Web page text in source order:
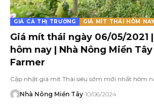
GIÁ CẢ THỊ TRƯỜNG GIÁ MÍT THÁI HÔM NAY
Giá mít thái ngày 06/05/2021
hôm nay | Nhà Nông Miền
Farmer
Cập nhật giá mít Thái siêu sớm mới nhất hôm
Nhà Nông Miền Tây 10/06/2024